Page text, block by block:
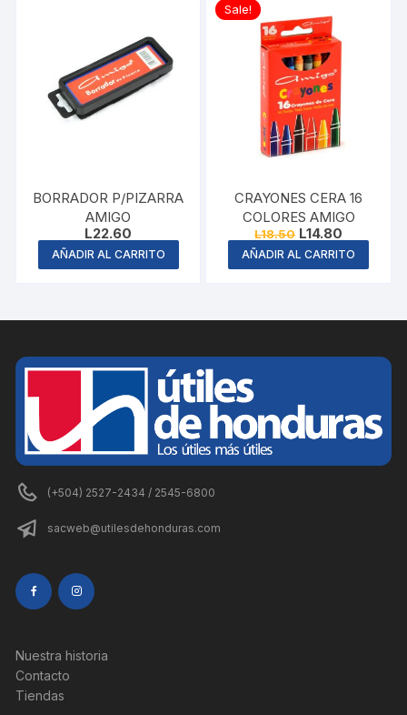
BORRADOR P/PIZARRA
AMIGO
L22.60
AÑADIR AL CARRITO
Sale!
CRAYONES CERA 16
COLORES AMIGO
L18.50 Original
price
was:
L18.50.
L14.80
price
is:
L14.80.
AÑADIR AL CARRITO
(+504) 2527-2434 / 2545-6800
sacweb@utilesdehonduras.com
Nuestra historia
Contacto
Tiendas